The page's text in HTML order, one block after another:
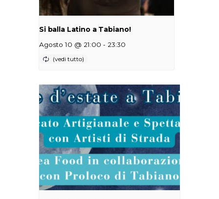
Si balla Latino a Tabiano!
Agosto 10 @ 21:00 - 23:30